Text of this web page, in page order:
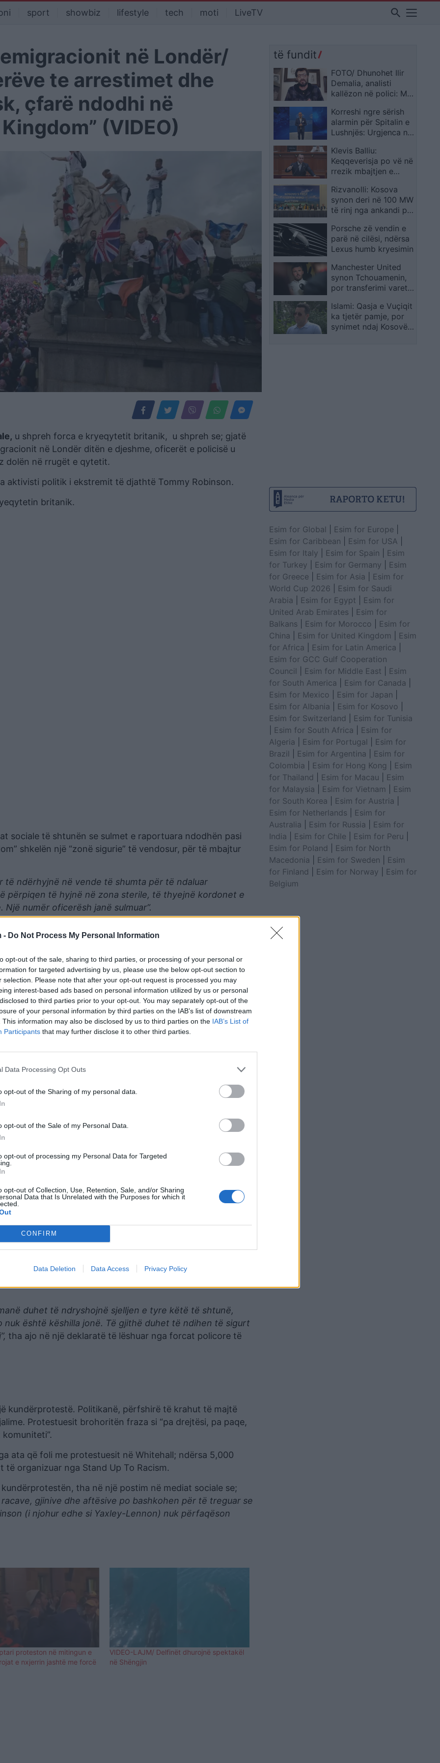
- Do Not Process My Personal Information
opt-out of the sale, sharing to third parties, or processing of your personal or
for targeted advertising by us, please use the below opt-out section to
selection. Please note that after your opt-out request is processed you may
interest-based ads based on personal information utilized by us or personal
to third parties prior to your opt-out. You may separately opt-out of the
of your personal information by third parties on the IAB’s list of downstream
This information may also be disclosed by us to third parties on the IAB’s List of
Participants that may further disclose it to other third parties.
Data Processing Opt Outs
opt-out of the Sharing of my personal data.
opt-out of the Sale of my Personal Data.
opt-out of processing my Personal Data for Targeted
opt-out of Collection, Use, Retention, Sale, and/or Sharing
Data that Is Unrelated with the Purposes for which it
CONFIRM
Data Deletion Data Access Privacy Policy
sport showbiz lifestyle tech moti LiveTV search
në Londër/
te arrestimet dhe
çfarë ndodhi në
(VIDEO)
u shpreh forca e kryeqytetit britanik, u shpreh se; gjatë
në Londër ditën e djeshme, oficerët e policisë u
dolën në rrugët e qytetit.
aktivisti politik i ekstremit të djathtë Tommy Robinson.
britanik.
sociale të shtunën se sulmet e raportuara ndodhën pasi
shkelën një “zonë sigurie” të vendosur, për të mbajtur
të ndërhyjnë në vende të shumta për të ndaluar
përpiqen të hyjnë në zona sterile, të thyejnë kordonet e
numër oficerësh janë sulmuar”.
dhe 25 persona u arrestuan.
dhuna dhe sulmi ndaj oficerëve të policisë është plotësisht
së Bashkuar dhe Anglisë marshuan drejt Whitehall,
departamentet qeveritare.
në të gjithë vendin, disa prej të cilave u bënë të
të zakonshëm në qytete dhe qyteza në të gjithë vendin,
dekada”, tha Robinson, emri i vërtetë i të cilit është
është e ardhmja, kufijtë janë e ardhmja dhe ne duam
(EDL) anti-emigracion, tashmë e shfuqizuar, u lirua
për shpërfillje të gjykatës duke përsëritur akuza të
pranoi përpara protestës së së shtunës se shumë
të veçanta” në lidhje me marshimin “Unite the Kingdom”,
islam dhe incidentet e brohoritjeve fyese nga një pakicë
duhet të ndryshojnë sjelljen e tyre këtë të shtunë,
është këshilla jonë. Të gjithë duhet të ndihen të sigurt
tha ajo në një deklaratë të lëshuar nga forcat policore të
kundërprotestë. Politikanë, përfshirë të krahut të majtë
Protestuesit brohoritën fraza si “pa drejtësi, pa paqe,
ata që foli me protestuesit në Whitehall; ndërsa 5,000
organizuar nga Stand Up To Racism.
tha në një postim në mediat sociale se;
gjinive dhe aftësive po bashkohen për të treguar se
(i njohur edhe si Yaxley-Lennon) nuk përfaqëson
proteston në mitingun e
e nxjerrin jashtë me forcë
VIDEO-LAJM/ Delfinët dhurojnë spektakël
në Shëngjin
të fundit
FOTO/ Dhunohet Ilir
Demalia, analisti
kallëzon në polici: Më
Korreshi ngre sërish
alarmin për Spitalin e
Lushnjës: Urgjenca në
Karakaçit nga Brukseli
Klevis Balliu:
Keqqeverisja po vë në
rrezik mbajtjen e
Tiranë
Rizvanolli: Kosova
synon deri në 100 MW
të rinj nga ankandi për
Porsche zë vendin e
parë në cilësi, ndërsa
Lexus humb kryesimin
Manchester United
synon Tchouamenin,
por transferimi varet
vendimtar
Islami: Qasja e Vuçiqit
ka tjetër pamje, por
synimet ndaj Kosovës
Esim for Global Esim for Europe
Esim for Caribbean
Esim for USA
Esim for Italy
Esim for Spain
Esim
for Turkey
Esim for Germany
Esim
for Greece
Esim for Asia
Esim for
World Cup 2026
Esim for Saudi
Arabia
Esim for Egypt
Esim for
United Arab Emirates
Esim for
Balkans
Esim for Morocco
Esim for
China
Esim for United Kingdom
Esim
for Africa
Esim for Latin America
Esim for GCC Gulf Cooperation
Council
Esim for Middle East
Esim
for South America
Esim for Canada
Esim for Mexico
Esim for Japan
Esim for Albania
Esim for Kosovo
Esim for Switzerland
Esim for Tunisia
Esim for South Africa
Esim for
Algeria
Esim for Portugal
Esim for
Brazil
Esim for Argentina
Esim for
Colombia
Esim for Hong Kong
Esim
for Thailand
Esim for Macau
Esim
for Malaysia
Esim for Vietnam
Esim
for South Korea
Esim for Austria
Esim for Netherlands
Esim for
Australia
Esim for Russia
Esim for
India
Esim for Chile Esim for Peru
Esim for Poland
Esim for North
Macedonia
Esim for Sweden
Esim
for Finland
Esim for Norway
Esim for
Belgium